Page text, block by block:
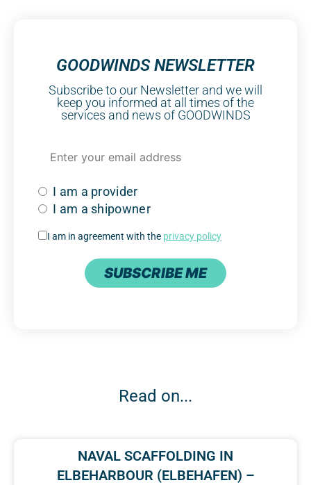
GOODWINDS NEWSLETTER
Subscribe to our Newsletter and we will
keep you informed at all times of the
services and news of GOODWINDS
I am a provider
I am a shipowner
I am in agreement with the privacy policy
SUBSCRIBE ME
Read on...
NAVAL SCAFFOLDING IN
ELBEHARBOUR (ELBEHAFEN) –